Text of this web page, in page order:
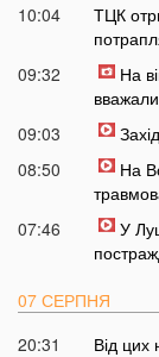
10:04
ТЦК
09:32
На
09:03
08:50
На
07:46
У
07 СЕРПНЯ
20:31
Від цих